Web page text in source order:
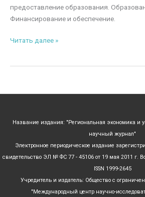
предоставление образования.
Финансирование и обеспечение.
Экономика
Читать далее »
Название издания: "Региональная экономика и
научный журнал"
Электронное периодическое издание
свидетельство ЭЛ № ФС 77 - 45106 от 19 мая 2011 г.
ISSN 1999-2645
Учредитель и издатель: Общество с
"Международный центр научно-